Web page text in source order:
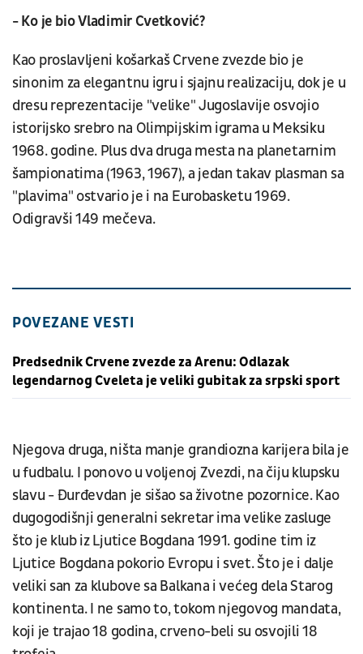
- Ko je bio Vladimir Cvetković?
Kao proslavljeni košarkaš Crvene zvezde bio je
sinonim za elegantnu igru i sjajnu realizaciju, dok je u
dresu reprezentacije "velike" Jugoslavije osvojio
istorijsko srebro na Olimpijskim igrama u Meksiku
1968. godine. Plus dva druga mesta na planetarnim
šampionatima (1963, 1967), a jedan takav plasman sa
"plavima" ostvario je i na Eurobasketu 1969.
Odigravši 149 mečeva.
POVEZANE VESTI
Predsednik Crvene zvezde za Arenu: Odlazak
legendarnog Cveleta je veliki gubitak za srpski sport
Njegova druga, ništa manje grandiozna karijera bila je
u fudbalu. I ponovo u voljenoj Zvezdi, na čiju klupsku
slavu - Đurđevdan je sišao sa životne pozornice. Kao
dugogodišnji generalni sekretar ima velike zasluge
što je klub iz Ljutice Bogdana 1991. godine tim iz
Ljutice Bogdana pokorio Evropu i svet. Što je i dalje
veliki san za klubove sa Balkana i većeg dela Starog
kontinenta. I ne samo to, tokom njegovog mandata,
koji je trajao 18 godina, crveno-beli su osvojili 18